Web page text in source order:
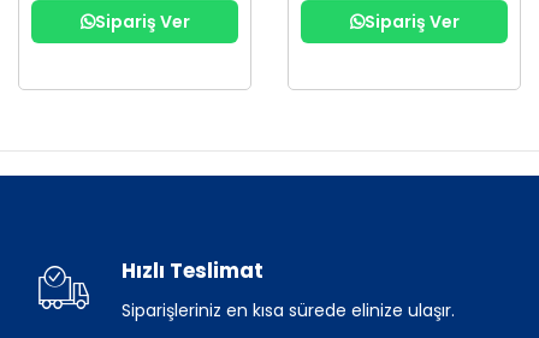
Sipariş Ver Sipariş Ver
Hızlı Teslimat
Siparişleriniz en kısa sürede elinize ulaşır.